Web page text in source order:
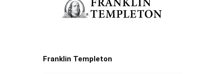
Franklin Templeton